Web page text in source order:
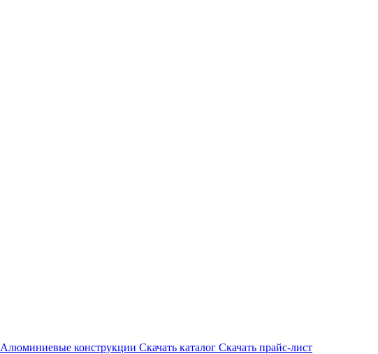
Алюминиевые конструкции Скачать каталог Скачать прайс-лист